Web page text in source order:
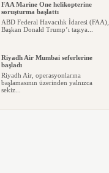
FAA Marine One helikopterine
soruşturma başlattı
ABD Federal Havacılık İdaresi (FAA),
Başkan Donald Trump’ı taşıya...
Riyadh Air Mumbai seferlerine
başladı
Riyadh Air, operasyonlarına
başlamasının üzerinden yalnızca
sekiz...
Ay’da beklenen çarpışma gerçekleşti